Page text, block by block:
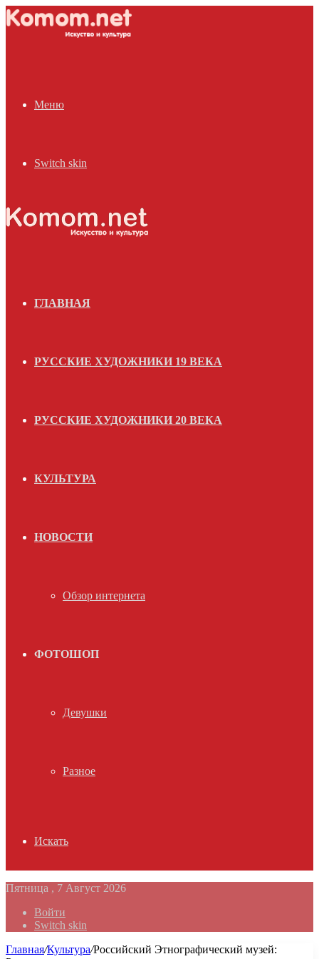
Меню
Switch skin
ГЛАВНАЯ
РУССКИЕ ХУДОЖНИКИ 19 ВЕКА
РУССКИЕ ХУДОЖНИКИ 20 ВЕКА
КУЛЬТУРА
НОВОСТИ
Обзор интернета
ФОТОШОП
Девушки
Разное
Искать
Пятница , 7 Август 2026
Войти
Switch skin
Главная/Культура/Российский Этнографический музей: